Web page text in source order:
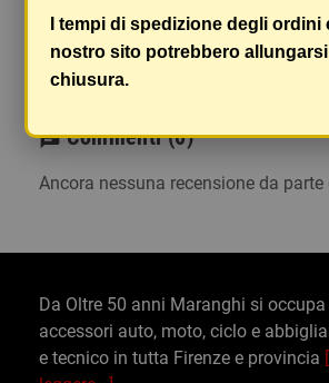
Le scatole hanno dimensioni
ampie e i vostri articoli son ben
chat Commenti (0)
Ancora nessuna recensione da
I tempi di spedizione degli ordini
nostro sito potrebbero
chiusura.
Da Oltre 50 anni Maranghi si
accessori auto, moto, ciclo e
e tecnico in tutta Firenze e provincia